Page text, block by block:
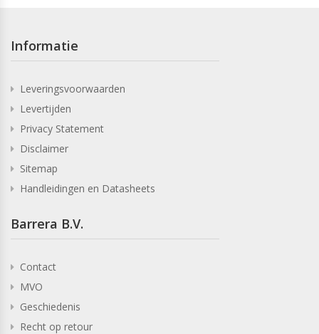
Informatie
Leveringsvoorwaarden
Levertijden
Privacy Statement
Disclaimer
Sitemap
Handleidingen en Datasheets
Barrera B.V.
Contact
MVO
Geschiedenis
Recht op retour